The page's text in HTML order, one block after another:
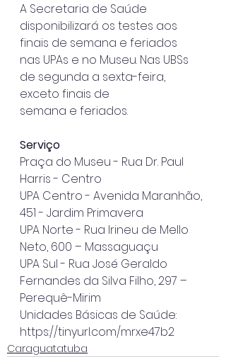
A Secretaria de Saúde
disponibilizará os testes aos
finais de semana e feriados
nas UPAs e no Museu. Nas UBSs
de segunda a sexta-feira,
exceto finais de
semana e feriados.
Serviço
Praça do Museu - Rua Dr. Paul
Harris - Centro
UPA Centro - Avenida Maranhão,
451 - Jardim Primavera
UPA Norte - Rua Irineu de Mello
Neto, 600 – Massaguaçu
UPA Sul - Rua José Geraldo
Fernandes da Silva Filho, 297 –
Perequê-Mirim
Unidades Básicas de Saúde:
https://tinyurl.com/mrxe47b2
Caraguatatuba